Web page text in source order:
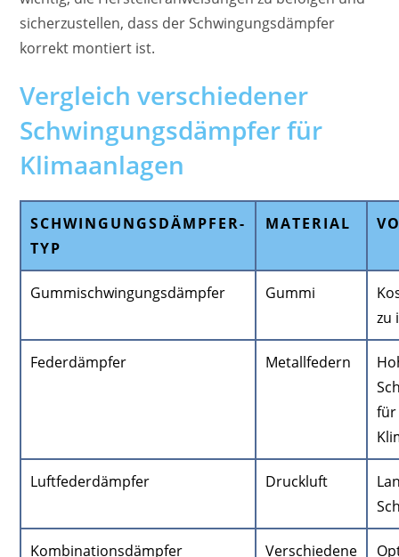
sicherzustellen, dass der Schwingungsdämpfer
korrekt montiert ist.
Vergleich verschiedener
Schwingungsdämpfer für
Klimaanlagen
SCHWINGUNGSDÄMPFER-
TYP
MATERIAL
Gummischwingungsdämpfer Gummi
zu
Federdämpfer Metallfedern
Luftfederdämpfer Druckluft
Kombinationsdämpfer Verschiedene